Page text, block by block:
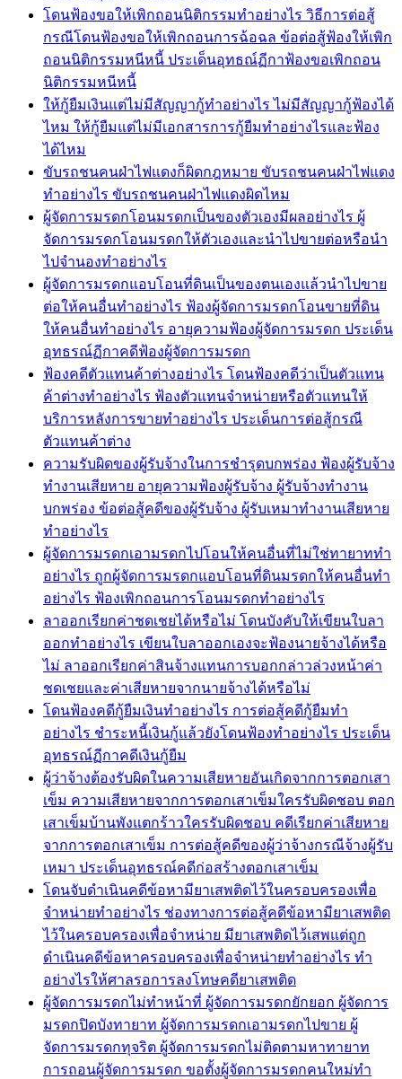
โดนฟ้องขอให้เพิกถอนนิติกรรมทำอย่างไร วิธีการต่อสู้
กรณีโดนฟ้องขอให้เพิกถอนการฉ้อฉล ข้อต่อสู้ฟ้องให้เพิก
ถอนนิติกรรมหนีหนี้ ประเด็นอุทธณ์ฏีกาฟ้องขอเพิกถอน
นิติกรรมหนีหนี้
ให้กู้ยืมเงินแต่ไม่มีสัญญากู้ทำอย่างไร ไม่มีสัญญากู้ฟ้องได้
ไหม ให้กู้ยืมแต่ไม่มีเอกสารการกู้ยืมทำอย่างไรและฟ้อง
ได้ไหม
ขับรถชนคนฝ่าไฟแดงก็ผิดกฎหมาย ขับรถชนคนฝ่าไฟแดง
ทำอย่างไร ขับรถชนคนฝ่าไฟแดงผิดไหม
ผู้จัดการมรดกโอนมรดกเป็นของตัวเองมีผลอย่างไร ผู้
จัดการมรดกโอนมรดกให้ตัวเองและนำไปขายต่อหรือนำ
ไปจำนองทำอย่างไร
ผู้จัดการมรดกแอบโอนที่ดินเป็นของตนเองแล้วนำไปขาย
ต่อให้คนอื่นทำอย่างไร ฟ้องผู้จัดการมรดกโอนขายที่ดิน
ให้คนอื่นทำอย่างไร อายุความฟ้องผู้จัดการมรดก ประเด็น
อุทธรณ์ฏีกาคดีฟ้องผู้จัดการมรดก
ฟ้องคดีตัวแทนค้าต่างอย่างไร โดนฟ้องคดีว่าเป็นตัวแทน
ค้าต่างทำอย่างไร ฟ้องตัวแทนจำหน่ายหรือตัวแทนให้
บริการหลังการขายทำอย่างไร ประเด็นการต่อสู้กรณี
ตัวแทนค้าต่าง
ความรับผิดของผู้รับจ้างในการชำรุดบกพร่อง ฟ้องผู้รับจ้าง
ทำงานเสียหาย อายุความฟ้องผู้รับจ้าง ผู้รับจ้างทำงาน
บกพร่อง ข้อต่อสู้คดีของผู้รับจ้าง ผู้รับเหมาทำงานเสียหาย
ทำอย่างไร
ผู้จัดการมรดกเอามรดกไปโอนให้คนอื่นที่ไม่ใช่ทายาททำ
อย่างไร ถูกผู้จัดการมรดกแอบโอนที่ดินมรดกให้คนอื่นทำ
อย่างไร ฟ้องเพิกถอนการโอนมรดกทำอย่างไร
ลาออกเรียกค่าชดเชยได้หรือไม่ โดนบังคับให้เขียนใบลา
ออกทำอย่างไร เขียนใบลาออกเองจะฟ้องนายจ้างได้หรือ
ไม่ ลาออกเรียกค่าสินจ้างแทนการบอกกล่าวล่วงหน้าค่า
ชดเชยและค่าเสียหายจากนายจ้างได้หรือไม่
โดนฟ้องคดีกู้ยืมเงินทำอย่างไร การต่อสู้คดีกู้ยืมทำ
อย่างไร ชำระหนี้เงินกู้แล้วยังโดนฟ้องทำอย่างไร ประเด็น
อุทธรณ์ฏีกาคดีเงินกู้ยืม
ผู้ว่าจ้างต้องรับผิดในความเสียหายอันเกิดจากการตอกเสา
เข็ม ความเสียหายจากการตอกเสาเข็มใครรับผิดชอบ ตอก
เสาเข็มบ้านพังแตกร้าวใครรับผิดชอบ คดีเรียกค่าเสียหาย
จากการตอกเสาเข็ม การต่อสู้คดีของผู้ว่าจ้างกรณีจ้างผู้รับ
เหมา ประเด็นอุทธรณ์คดีก่อสร้างตอกเสาเข็ม
โดนจับดำเนินคดีข้อหามียาเสพติดไว้ในครอบครองเพื่อ
จำหน่ายทำอย่างไร ช่องทางการต่อสู้คดีข้อหามียาเสพติด
ไว้ในครอบครองเพื่อจำหน่าย มียาเสพติดไว้เสพแต่ถูก
ดำเนินคดีข้อหาครอบครองเพื่อจำหน่ายทำอย่างไร ทำ
อย่างไรให้ศาลรอการลงโทษคดียาเสพติด
ผู้จัดการมรดกไม่ทำหน้าที่ ผู้จัดการมรดกยักยอก ผู้จัดการ
มรดกปิดบังทายาท ผู้จัดการมรดกเอามรดกไปขาย ผู้
จัดการมรดกทุจริต ผู้จัดการมรดกไม่ติดตามหาทายาท
การถอนผู้จัดการมรดก ขอตั้งผู้จัดการมรดกคนใหม่ทำ